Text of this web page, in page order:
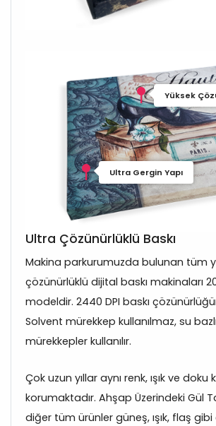
Yüksek
Ultra Gergin Yapı
Ultra Çözünürlüklü Baskı
Makina parkurumuzda bulunan tüm
çözünürlüklü dijital baskı makinaları
modeldir. 2440 DPI baskı
Solvent mürekkep kullanılmaz, su
mürekkepler kullanılır.
Çok uzun yıllar aynı renk, ışık ve doku
korumaktadır. Ahşap Üzerindeki Gül
diğer tüm ürünler güneş, ışık, flaş